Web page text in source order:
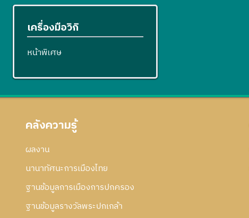
เครื่องมือวิกิ
หน้าพิเศษ
คลังความรู้
ผลงาน
นานาทัศนะการเมืองไทย
ฐานข้อมูลการเมืองการปกครอง
ฐานข้อมูลรางวัลพระปกเกล้า